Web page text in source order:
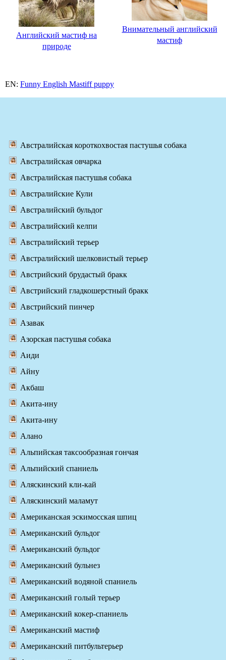
Английский мастиф на
природе
Внимательный английский
мастиф
EN: Funny English Mastiff puppy
Австралийская короткохвостая пастушья собака
Австралийская овчарка
Австралийская пастушья собака
Австралийские Кули
Австралийский бульдог
Австралийский келпи
Австралийский терьер
Австралийский шелковистый терьер
Австрийский брудастый бракк
Австрийский гладкошерстный бракк
Австрийский пинчер
Азавак
Азорская пастушья собака
Аиди
Айну
Акбаш
Акита-ину
Акита-ину
Алано
Альпийская таксообразная гончая
Альпийский спаниель
Аляскинский кли-кай
Аляскинский маламут
Американская эскимосская шпиц
Американский бульдог
Американский бульдог
Американский бульнез
Американский водяной спаниель
Американский голый терьер
Американский кокер-спаниель
Американский мастиф
Американский питбультерьер